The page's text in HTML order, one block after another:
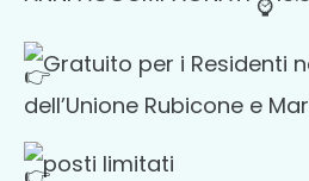
Gratuito per i Residenti
dell’Unione Rubicone e
posti limitati